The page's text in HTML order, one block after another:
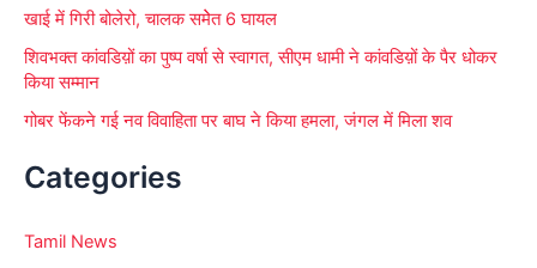
खाई में गिरी बोलेरो, चालक समेेत 6 घायल
शिवभक्त कांवडिय़ों का पुष्प वर्षा से स्वागत, सीएम धामी ने कांवडिय़ों के पैर धोकर
किया सम्मान
गोबर फेंकने गई नव विवाहिता पर बाघ ने किया हमला, जंगल में मिला शव
Categories
Tamil News